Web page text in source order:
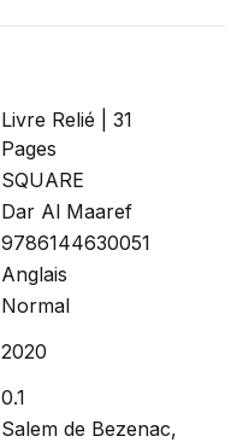
Livre Relié | 31
Pages
SQUARE
Dar Al Maaref
9786144630051
Anglais
Normal
2020
0.1
Salem de Bezenac,